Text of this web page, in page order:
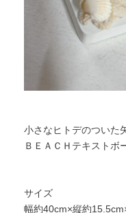
小さなヒトデのついた
ＢＥＡＣＨテキストボ
サイズ
幅約40cm×縦約